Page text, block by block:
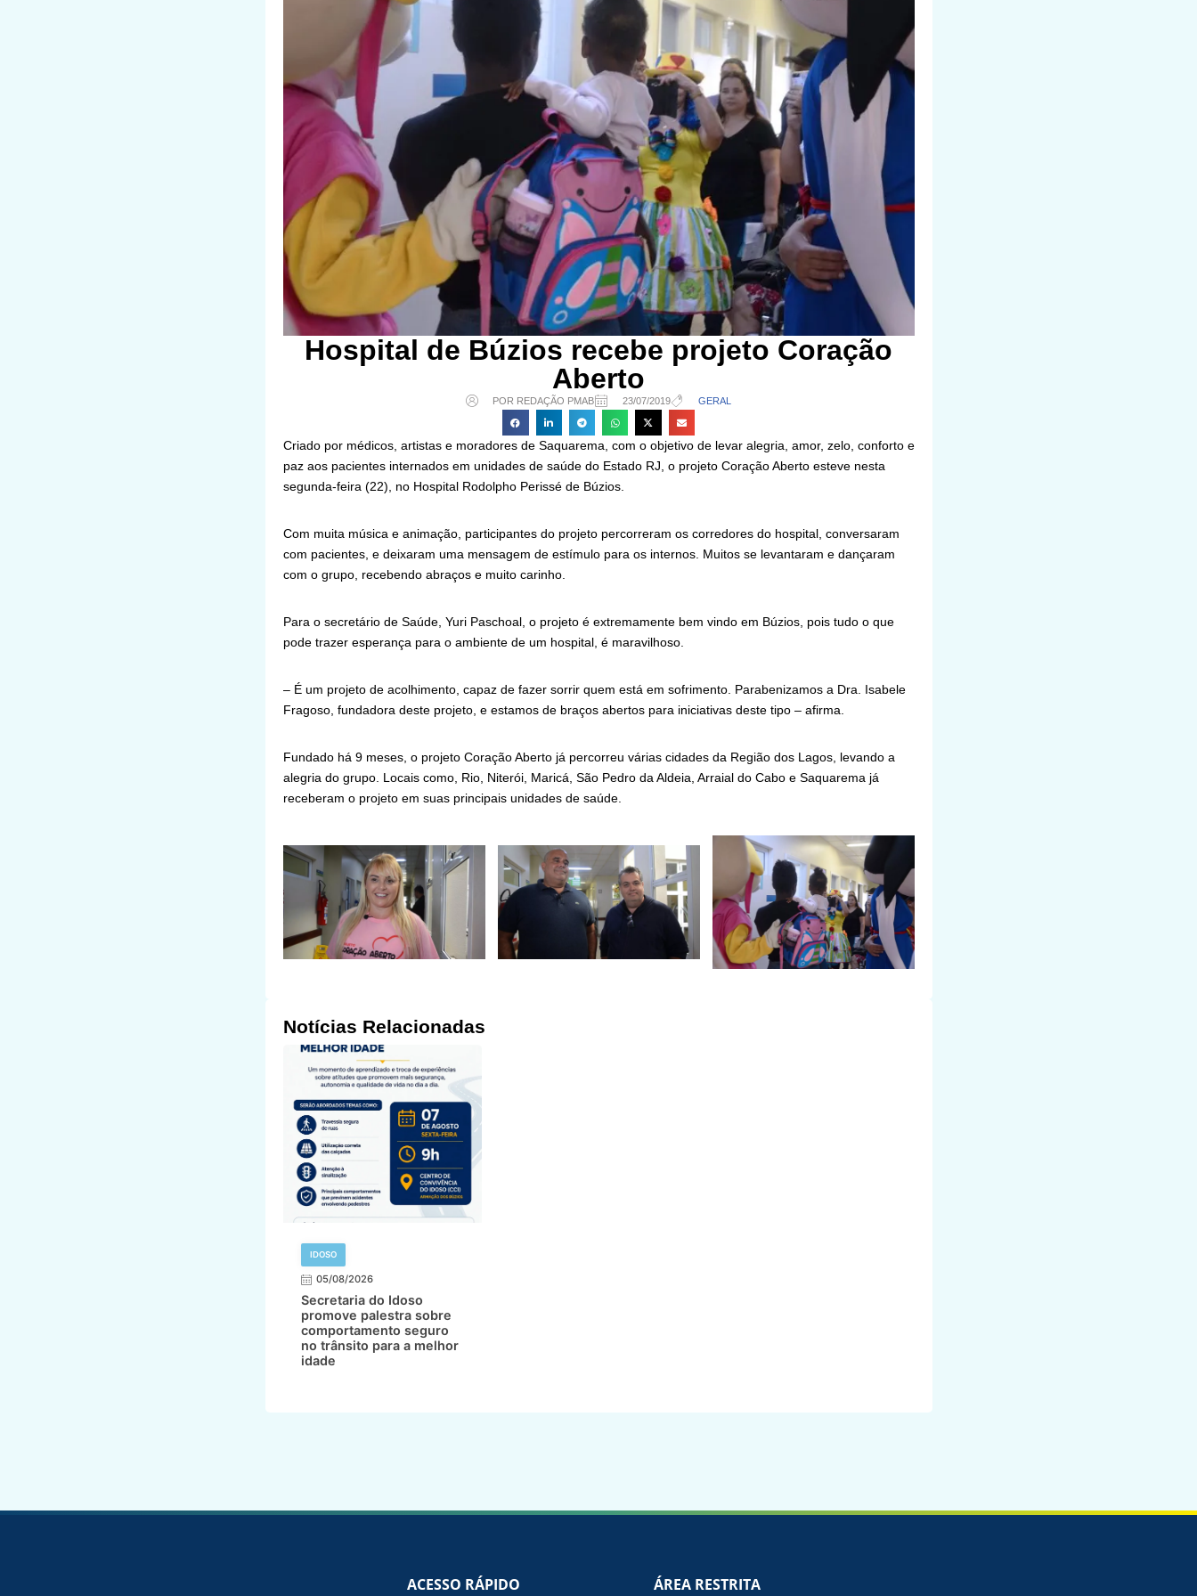
Hospital de Búzios recebe projeto Coração
Aberto
POR REDAÇÃO PMAB 23/07/2019 GERAL
Criado por médicos, artistas e moradores de Saquarema, com o objetivo de levar alegria, amor, zelo, conforto e
paz aos pacientes internados em unidades de saúde do Estado RJ, o projeto Coração Aberto esteve nesta
segunda-feira (22), no Hospital Rodolpho Perissé de Búzios.
Com muita música e animação, participantes do projeto percorreram os corredores do hospital, conversaram
com pacientes, e deixaram uma mensagem de estímulo para os internos. Muitos se levantaram e dançaram
com o grupo, recebendo abraços e muito carinho.
Para o secretário de Saúde, Yuri Paschoal, o projeto é extremamente bem vindo em Búzios, pois tudo o que
pode trazer esperança para o ambiente de um hospital, é maravilhoso.
– É um projeto de acolhimento, capaz de fazer sorrir quem está em sofrimento. Parabenizamos a Dra. Isabele
Fragoso, fundadora deste projeto, e estamos de braços abertos para iniciativas deste tipo – afirma.
Fundado há 9 meses, o projeto Coração Aberto já percorreu várias cidades da Região dos Lagos, levando a
alegria do grupo. Locais como, Rio, Niterói, Maricá, São Pedro da Aldeia, Arraial do Cabo e Saquarema já
receberam o projeto em suas principais unidades de saúde.
Notícias Relacionadas
IDOSO
05/08/2026
Secretaria do Idoso
promove palestra sobre
comportamento seguro
no trânsito para a melhor
idade
ACESSO RÁPIDO ÁREA RESTRITA